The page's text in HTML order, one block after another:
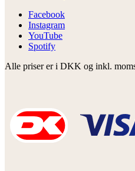
Facebook
Instagram
YouTube
Spotify
Alle priser er i DKK og inkl.